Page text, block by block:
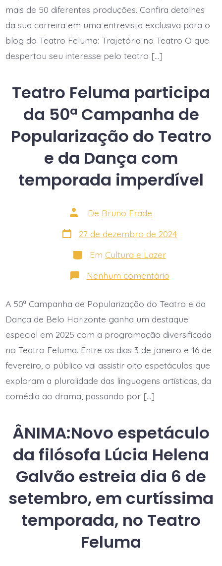
mais de 50 diferentes produções. Confira detalhes
da sua carreira em uma entrevista exclusiva para o
blog do Teatro Feluma: Trajetória no Teatro O que
despertou seu interesse pelo teatro […]
Teatro Feluma participa
da 50ª Campanha de
Popularização do Teatro
e da Dança com
temporada imperdível
Autor
do
post
De Bruno Frade
Data
do
27 de dezembro de 2024
Categorias
Em Cultura e Lazer
Nenhum comentárioem
Teatro
participa
da
50ª
Campanha
de
do
e
da
Dança
A 50ª Campanha de Popularização do Teatro e da
Dança de Belo Horizonte ganha um destaque
especial em 2025 com a programação diversificada
no Teatro Feluma. Entre os dias 3 de janeiro e 16 de
fevereiro, o público vai assistir oito espetáculos que
exploram a pluralidade das linguagens artísticas, da
comédia ao drama, passando por […]
ÂNIMA:Novo espetáculo
da filósofa Lúcia Helena
Galvão estreia dia 6 de
setembro, em curtíssima
temporada, no Teatro
Feluma